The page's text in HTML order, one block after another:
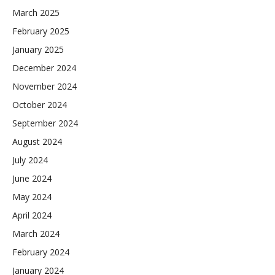
March 2025
February 2025
January 2025
December 2024
November 2024
October 2024
September 2024
August 2024
July 2024
June 2024
May 2024
April 2024
March 2024
February 2024
January 2024